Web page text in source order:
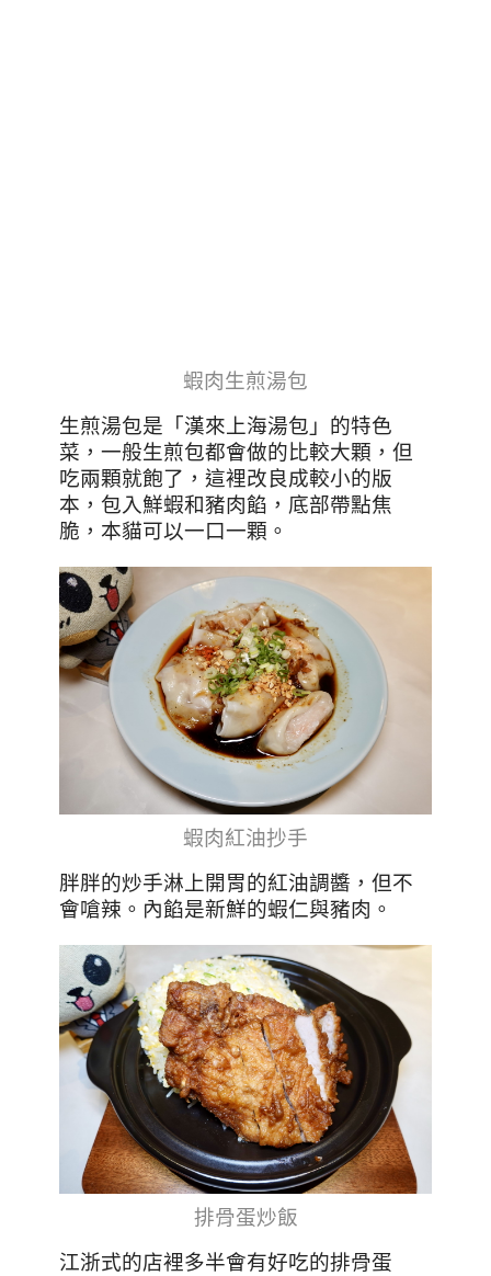
蝦肉生煎湯包
生煎湯包是「漢來上海湯包」的特色
菜，一般生煎包都會做的比較大顆，但
吃兩顆就飽了，這裡改良成較小的版
本，包入鮮蝦和豬肉餡，底部帶點焦
脆，本貓可以一口一顆。
蝦肉紅油抄手
胖胖的炒手淋上開胃的紅油調醬，但不
會嗆辣。內餡是新鮮的蝦仁與豬肉。
排骨蛋炒飯
江浙式的店裡多半會有好吃的排骨蛋